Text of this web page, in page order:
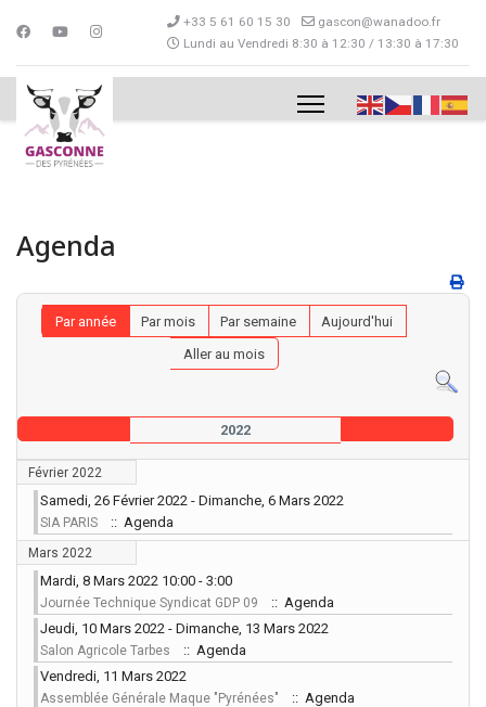
+33 5 61 60 15 30
gascon@wanadoo.fr
Lundi au Vendredi 8:30 à 12:30 / 13:30 à 17:30
Agenda
Par année Par mois Par semaine
Aujourd'hui
Aller au mois
2022
Février 2022
Samedi, 26 Février 2022 - Dimanche, 6 Mars 2022
SIA PARIS :: Agenda
Mars 2022
Mardi, 8 Mars 2022 10:00 - 3:00
Journée Technique Syndicat GDP 09
:: Agenda
Jeudi, 10 Mars 2022 - Dimanche, 13 Mars 2022
Salon Agricole Tarbes
:: Agenda
Vendredi, 11 Mars 2022
Assemblée Générale Maque "Pyrénées"
:: Agenda